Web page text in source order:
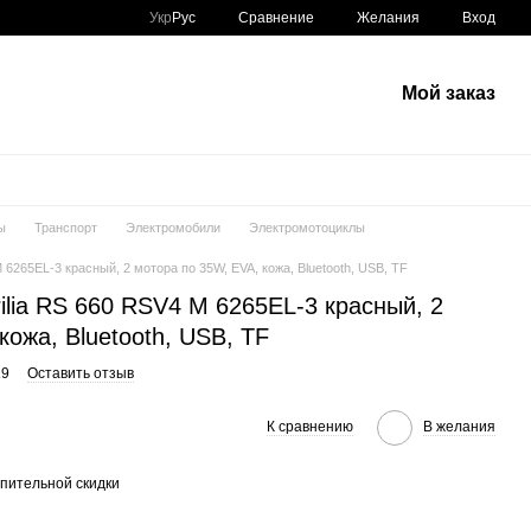
Укр Рус Сравнение Желания Вход
Мой заказ
Транспорт Электромобили
Электромотоциклы
3 красный, 2 мотора по 35W, EVA, кожа, Bluetooth, USB, TF
RS 660 RSV4 M 6265EL-3 красный, 2
Bluetooth, USB, TF
Оставить отзыв
К сравнению В желания
скидки